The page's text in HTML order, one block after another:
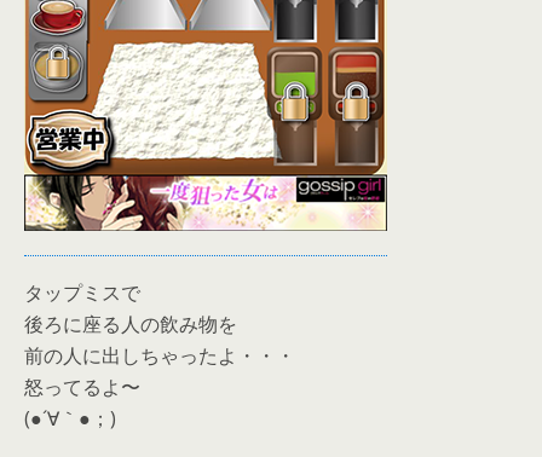
タップミスで
後ろに座る人の飲み物を
前の人に出しちゃったよ・・・
怒ってるよ〜
(●´∀｀●；)